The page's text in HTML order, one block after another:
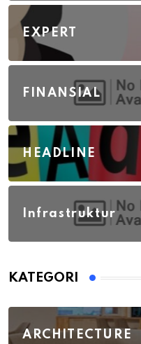
EXPERT
FINANSIAL
HEADLINE
Infrastruktur
KATEGORI
ARCHITECTURE